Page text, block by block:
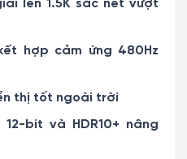
lên 1.5K sắc nét vượt
hợp cảm ứng 480Hz
thị tốt ngoài trời
bit và HDR10+ nâng